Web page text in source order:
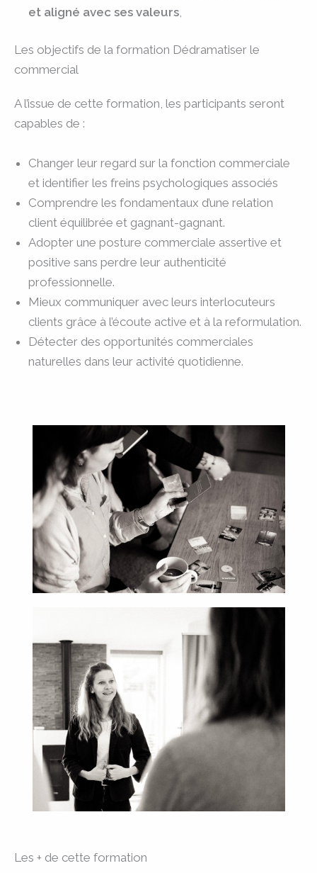
et aligné avec ses valeurs
Les objectifs de la formation Dédramatiser le
commercial
A l’issue de cette formation, les participants seront
capables de :
Changer leur regard sur la fonction commerciale
et identifier les freins psychologiques associés
Comprendre les fondamentaux d’une relation
client équilibrée et gagnant-gagnant.
Adopter une posture commerciale assertive et
positive sans perdre leur authenticité
professionnelle.
Mieux communiquer avec leurs interlocuteurs
clients grâce à l’écoute active et à la reformulation.
Détecter des opportunités commerciales
naturelles dans leur activité quotidienne.
Les + de cette formation